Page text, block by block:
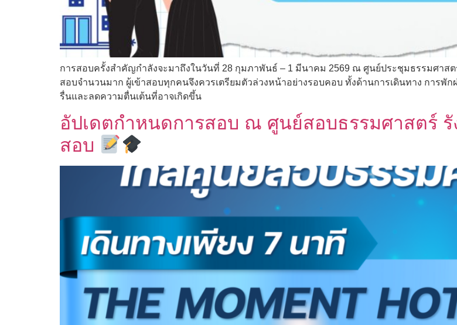
การสอบครั้งสำคัญกำลังจะมาถึงในวันที่ 28 กุมภาพันธ์ – 1 มีนาคม 2569 ณ ศูนย์ประชุมธรรมศาส
สอบจำนวนมาก ผู้เข้าสอบทุกคนจึงควรเตรียมตัวล่วงหน้าอย่างรอบคอบ ทั้งด้านการเดินทาง การพั
รื่นและลดความตื่นเต้นที่อาจเกิดขึ้น
อัปเดตกำหนดการสอบ ณ ศูนย์สอบธรรมศาสตร์
สอบ